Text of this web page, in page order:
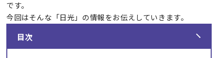
です。
今回はそんな「日光」の情報をお伝えしていきます。
目次